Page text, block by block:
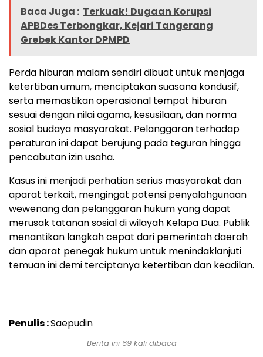
Baca Juga : Terkuak! Dugaan Korupsi
APBDes Terbongkar, Kejari Tangerang
Grebek Kantor DPMPD
Perda hiburan malam sendiri dibuat untuk menjaga
ketertiban umum, menciptakan suasana kondusif,
serta memastikan operasional tempat hiburan
sesuai dengan nilai agama, kesusilaan, dan norma
sosial budaya masyarakat. Pelanggaran terhadap
peraturan ini dapat berujung pada teguran hingga
pencabutan izin usaha.
Kasus ini menjadi perhatian serius masyarakat dan
aparat terkait, mengingat potensi penyalahgunaan
wewenang dan pelanggaran hukum yang dapat
merusak tatanan sosial di wilayah Kelapa Dua. Publik
menantikan langkah cepat dari pemerintah daerah
dan aparat penegak hukum untuk menindaklanjuti
temuan ini demi terciptanya ketertiban dan keadilan.
Penulis :Saepudin
Berita ini 69 kali dibaca